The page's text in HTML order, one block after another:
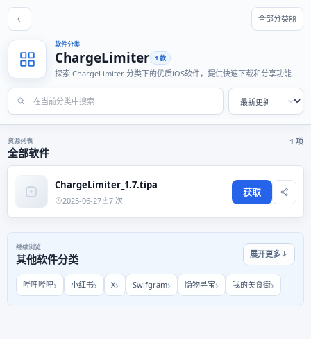
全部分类
软件分类
ChargeLimiter 1 款
探索 ChargeLimiter 分类下的优质iOS软件，提供快速下载和分享功能，
资源列表
全部软件
1 项
ChargeLimiter_1.7.tipa
2025-06-27 7 次
获取
继续浏览
其他软件分类 展开更多
哔哩哔哩 小红书 X Swifgram 隐物寻宝 我的美食街